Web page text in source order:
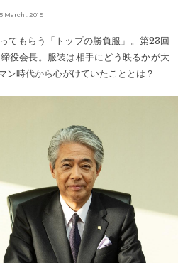
March . 2019
てもらう「トップの勝負服」。第23回
役会長。服装は相手にどう映るかが大
ン時代から心がけていたこととは？